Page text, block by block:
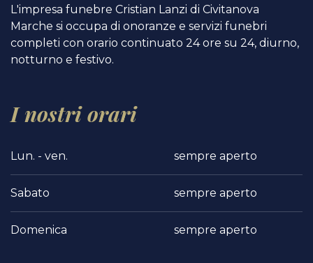
L'impresa funebre Cristian Lanzi di Civitanova
Marche si occupa di onoranze e servizi funebri
completi con orario continuato 24 ore su 24, diurno,
notturno e festivo.
I nostri orari
Lun. - ven. sempre aperto
Sabato sempre aperto
Domenica sempre aperto